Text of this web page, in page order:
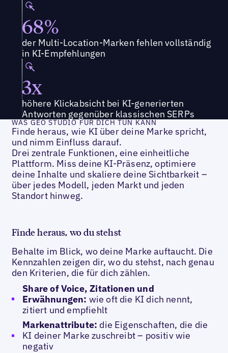
68%
der Multi-Location-Marken fehlen vollständig
in KI-Empfehlungen
3x
höhere Klickabsicht bei KI-generierten
Antworten gegenüber klassischen SERPs
WAS GEO STUDIO FÜR DICH TUN KANN
Finde heraus, wie KI über deine Marke spricht,
und nimm Einfluss darauf.
Drei zentrale Funktionen, eine einheitliche
Plattform. Miss deine KI-Präsenz, optimiere
deine Inhalte und skaliere deine Sichtbarkeit –
über jedes Modell, jeden Markt und jeden
Standort hinweg.
Finde heraus, wo du stehst
Behalte im Blick, wo deine Marke auftaucht. Die
Kennzahlen zeigen dir, wo du stehst, nach genau
den Kriterien, die für dich zählen.
Share of Voice, Zitationen und
Erwähnungen: wie oft die KI dich nennt,
zitiert und empfiehlt
Markenattribute: die Eigenschaften, die die
KI deiner Marke zuschreibt – positiv wie
negativ